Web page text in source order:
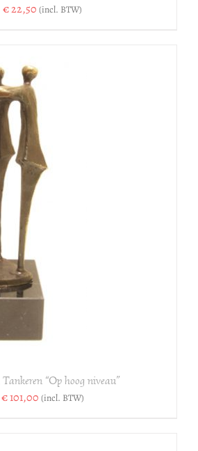
€22,50 (incl. BTW)
“Op hoog niveau”
€101,00 (incl. BTW)